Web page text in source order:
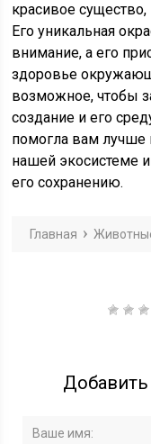
красивое
Его уникальная
внимание, а его
здоровье
возможное, чтобы
создание и его
помогла вам лучше
нашей экосистеме
его сохранению.
Главная